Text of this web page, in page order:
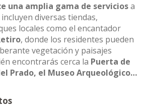
una amplia gama de serviciosa
diversas tiendas,
locales como el encantador
, donde los residentes pueden
vegetación y paisajes
encontrarás cerca la Puerta de
Prado, el Museo Arqueológico…